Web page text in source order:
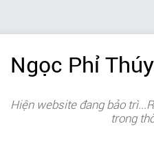
Ngọc Phỉ
Hiện website đang bảo
trong